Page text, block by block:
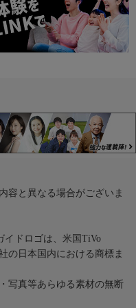
容と異なる場合がございま
イドロゴは、米国TiVo
の日本国内における商標ま
写真等あらゆる素材の無断